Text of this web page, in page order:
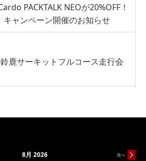
PACKTALK NEOが20%OFF！
キャンペーン開催のお知らせ
鹿サーキットフルコース走行会
次へ
8月 2026